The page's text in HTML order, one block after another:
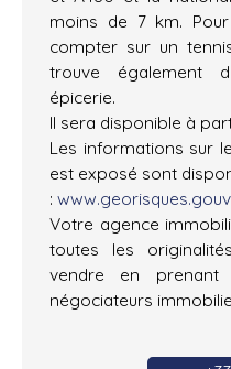
moins de 7 km.
compter sur un
trouve également
épicerie.
Il sera disponible à
Les informations sur
est exposé sont
:
Votre agence
toutes les
vendre en
négociateurs